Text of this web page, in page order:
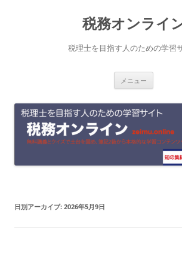
へ
ッ
税務オンライ
税理士を目指す人のための学習
メニュー
日別アーカイブ: 2026年5月9日